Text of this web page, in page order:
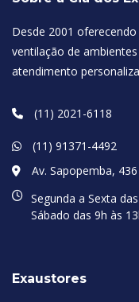
Desde 2001
ventilação de
atendimento
(11) 2021-6118
(11) 91371-4492
Av. Sapopemba,
Segunda a Sexta
Sábado das 9h às
Exaustores